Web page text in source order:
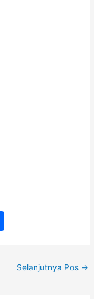
arSelanjutnya Pos →